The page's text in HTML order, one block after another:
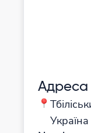
Адреса
Україна